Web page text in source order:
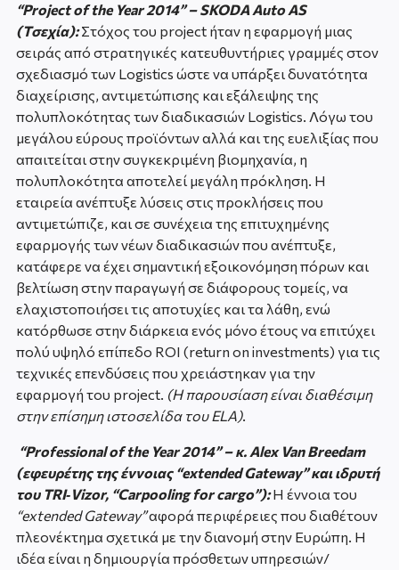
“Project of the Year 2014” – SKODA Auto AS
(Tσεχία):Στόχος του project ήταν η εφαρμογή μιας
σειράς από στρατηγικές κατευθυντήριες γραμμές στον
σχεδιασμό των Logistics ώστε να υπάρξει δυνατότητα
διαχείρισης, αντιμετώπισης και εξάλειψης της
πολυπλοκότητας των διαδικασιών Logistics. Λόγω του
μεγάλου εύρους προϊόντων αλλά και της ευελιξίας που
απαιτείται στην συγκεκριμένη βιομηχανία, η
πολυπλοκότητα αποτελεί μεγάλη πρόκληση. Η
εταιρεία ανέπτυξε λύσεις στις προκλήσεις που
αντιμετώπιζε, και σε συνέχεια της επιτυχημένης
εφαρμογής των νέων διαδικασιών που ανέπτυξε,
κατάφερε να έχει σημαντική εξοικονόμηση πόρων και
βελτίωση στην παραγωγή σε διάφορους τομείς, να
ελαχιστοποιήσει τις αποτυχίες και τα λάθη, ενώ
κατόρθωσε στην διάρκεια ενός μόνο έτους να επιτύχει
πολύ υψηλό επίπεδο ROI (return on investments) για τις
τεχνικές επενδύσεις που χρειάστηκαν για την
εφαρμογή του project. (Η παρουσίαση είναι διαθέσιμη
στην επίσημη ιστοσελίδα του ELA).
“Professional of the Year 2014” – κ. Alex Van Breedam
(εφευρέτης της έννοιας “extended Gateway”και ιδρυτή
του TRI‐Vizor, “Carpooling for cargo”):Η έννοια του
“extended Gateway”αφορά περιφέρειες που διαθέτουν
πλεονέκτημα σχετικά με την διανομή στην Ευρώπη. Η
ιδέα είναι η δημιουργία πρόσθετων υπηρεσιών/